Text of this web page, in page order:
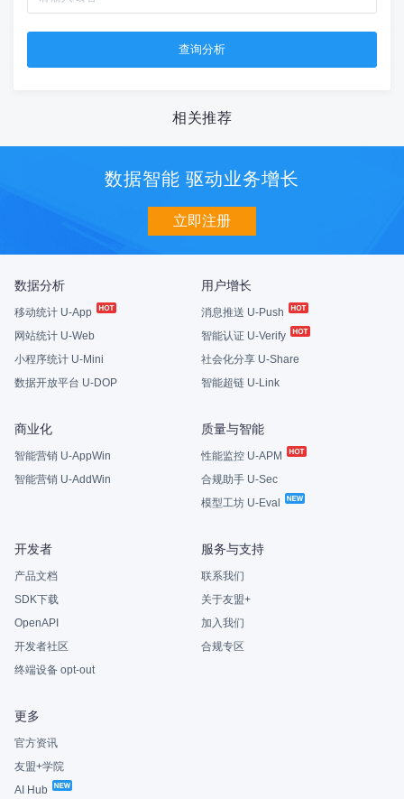
相关推荐
数据智能 驱动业务增长
立即注册
数据分析
移动统计 U-App
网站统计 U-Web
小程序统计 U-Mini
数据开放平台 U-DOP
用户增长
消息推送 U-Push
智能认证 U-Verify
社会化分享 U-Share
智能超链 U-Link
商业化
智能营销 U-AppWin
智能营销 U-AddWin
质量与智能
性能监控 U-APM
合规助手 U-Sec
模型工坊 U-Eval
开发者
产品文档
SDK下载
OpenAPI
开发者社区
终端设备 opt-out
服务与支持
联系我们
关于友盟+
加入我们
合规专区
更多
官方资讯
友盟+学院
AI Hub